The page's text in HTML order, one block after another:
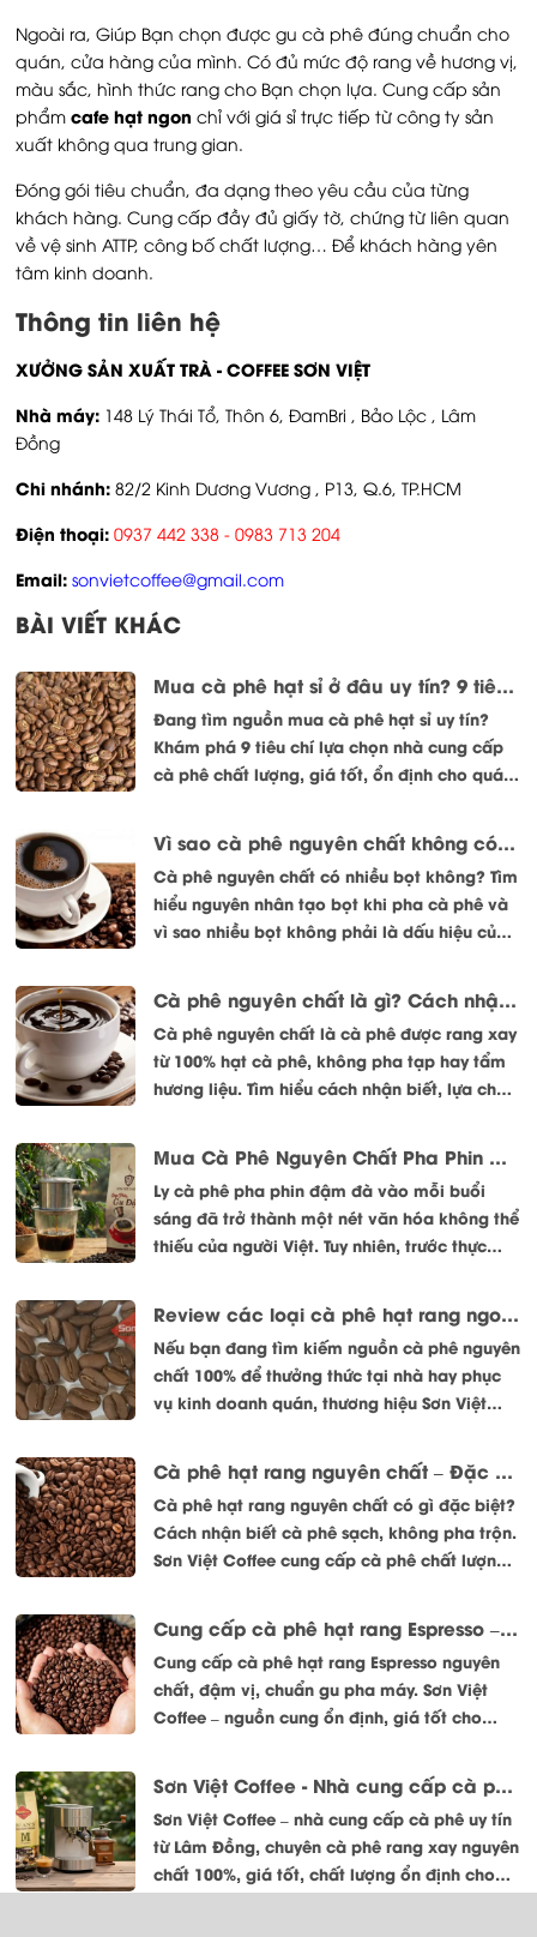
Ngoài ra, Giúp Bạn chọn được gu cà phê đúng chuẩn cho
quán, cửa hàng của mình. Có đủ mức độ rang về hương vị,
màu sắc, hình thức rang cho Bạn chọn lựa. Cung cấp sản
phẩmcafe hạt ngon chỉ với giá sỉ trực tiếp từ công ty sản
xuất không qua trung gian.
Đóng gói tiêu chuẩn, đa dạng theo yêu cầu của từng
khách hàng. Cung cấp đầy đủ giấy tờ, chứng từ liên quan
về vệ sinh ATTP, công bố chất lượng… Để khách hàng yên
tâm kinh doanh.
Thông tin liên hệ
XƯỞNG SẢN XUẤT TRÀ - COFFEE SƠN VIỆT
Nhà máy: 148 Lý Thái Tổ, Thôn 6, ĐamBri , Bảo Lộc , Lâm
Đồng
Chi nhánh: 82/2 Kinh Dương Vương , P13, Q.6, TP.HCM
Điện thoại: 0937 442 338 - 0983 713 204
Email: sonvietcoffee@gmail.com
BÀI VIẾT KHÁC
Mua cà phê hạt sỉ ở đâu uy tín? 9 tiêu chí lựa chọn nhà cung cấp chất lượng
Đang tìm nguồn mua cà phê hạt sỉ uy tín?
Khám phá 9 tiêu chí lựa chọn nhà cung cấp
cà phê chất lượng, giá tốt, ổn định cho quán
Vì sao cà phê nguyên chất không có nhiều bọt? Giải đáp đúng từ góc nhìn rang xay
Cà phê nguyên chất có nhiều bọt không? Tìm
hiểu nguyên nhân tạo bọt khi pha cà phê và
vì sao nhiều bọt không phải là dấu hiệu của
Cà phê nguyên chất là gì? Cách nhận biết và lựa chọn đúng
Cà phê nguyên chất là cà phê được rang xay
từ 100% hạt cà phê, không pha tạp hay tẩm
hương liệu. Tìm hiểu cách nhận biết, lựa chọn
Mua Cà Phê Nguyên Chất Pha Phin Ở Đâu Uy Tín, Sạch
Ly cà phê pha phin đậm đà vào mỗi buổi
sáng đã trở thành một nét văn hóa không thể
thiếu của người Việt. Tuy nhiên, trước thực
thị trường, người tiêu dùng ngày càng hoang
mang.
Review các loại cà phê hạt rang ngon nhất của thương hiệu Sơn Việt
Nếu bạn đang tìm kiếm nguồn cà phê nguyên
chất 100% để thưởng thức tại nhà hay phục
vụ kinh doanh quán, thương hiệu Sơn Việt
Lâm Đồng) chắc chắn là cái tên không thể
bỏ qua. Đ nổi tiếng với triết lý "Cà phê sạch
vì sức khỏe cộng đồng", Sơn Việt sở hữu danh
mục sản phẩm vô cùng đa dạng.
Cà phê hạt rang nguyên chất – Đặc điểm và cách nhận biết
Cà phê hạt rang nguyên chất có gì đặc biệt?
Cách nhận biết cà phê sạch, không pha trộn.
Sơn Việt Coffee cung cấp cà phê chất lượng,
Cung cấp cà phê hạt rang Espresso – Đậm vị, chuẩn gu pha máy
Cung cấp cà phê hạt rang Espresso nguyên
chất, đậm vị, chuẩn gu pha máy. Sơn Việt
Coffee – nguồn cung ổn định, giá tốt cho
Sơn Việt Coffee - Nhà cung cấp cà phê uy tín tại Lâm Đồng
Sơn Việt Coffee – nhà cung cấp cà phê uy tín
từ Lâm Đồng, chuyên cà phê rang xay nguyên
chất 100%, giá tốt, chất lượng ổn định cho
quán và doanh nghiệp.